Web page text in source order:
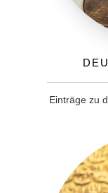
Einträge zu